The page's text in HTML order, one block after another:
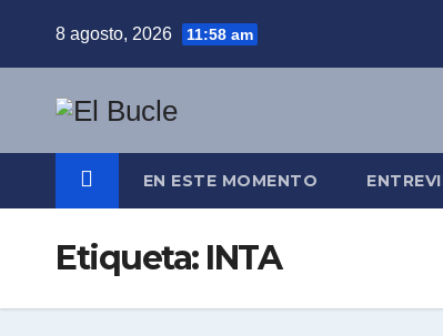
8 agosto, 2026 11:58 am
EN ESTE MOMENTO
Etiqueta: INTA